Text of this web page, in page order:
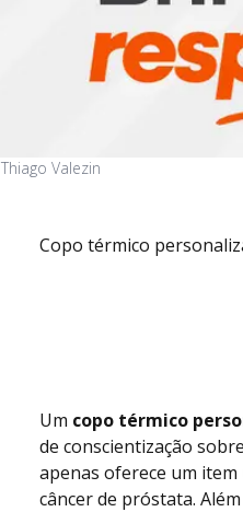
Thiago Valezin
Copo térmico
Um copo térmico
de conscientização
apenas oferece um
câncer de próstata.